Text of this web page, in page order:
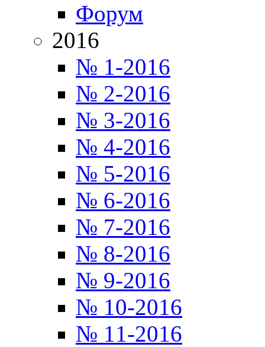
Форум
2016
№ 1-2016
№ 2-2016
№ 3-2016
№ 4-2016
№ 5-2016
№ 6-2016
№ 7-2016
№ 8-2016
№ 9-2016
№ 10-2016
№ 11-2016